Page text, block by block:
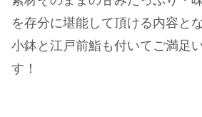
を存分に堪能して頂ける内容と
小鉢と江戸前鮨も付いてご満足
す！